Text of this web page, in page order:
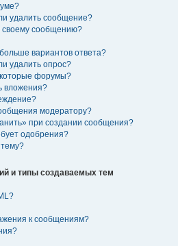
удалить сообщение?
своему сообщению?
вариантов ответа?
удалить опрос?
форумы?
вложения?
модератору?
при создании сообщения?
одобрения?
и типы создаваемых тем
к сообщениям?